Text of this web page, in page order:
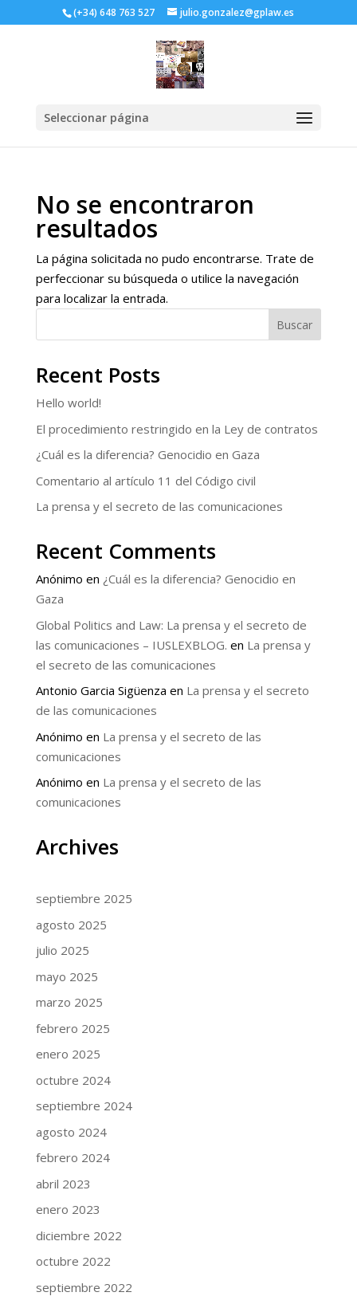
(+34) 648 763 527 julio.gonzalez@gplaw.es
Seleccionar página
No se encontraron
resultados
La página solicitada no pudo encontrarse. Trate de
perfeccionar su búsqueda o utilice la navegación
para localizar la entrada.
Buscar
Recent Posts
Hello world!
El procedimiento restringido en la Ley de contratos
¿Cuál es la diferencia? Genocidio en Gaza
Comentario al artículo 11 del Código civil
La prensa y el secreto de las comunicaciones
Recent Comments
Anónimo en ¿Cuál es la diferencia? Genocidio en
Gaza
Global Politics and Law: La prensa y el secreto de
las comunicaciones – IUSLEXBLOG. en La prensa y
el secreto de las comunicaciones
Antonio Garcia Sigüenza en La prensa y el secreto
de las comunicaciones
Anónimo en La prensa y el secreto de las
comunicaciones
Anónimo en La prensa y el secreto de las
comunicaciones
Archives
septiembre 2025
agosto 2025
julio 2025
mayo 2025
marzo 2025
febrero 2025
enero 2025
octubre 2024
septiembre 2024
agosto 2024
febrero 2024
abril 2023
enero 2023
diciembre 2022
octubre 2022
septiembre 2022